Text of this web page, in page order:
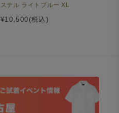
ステル ライトブルー XL
¥10,500(税込)